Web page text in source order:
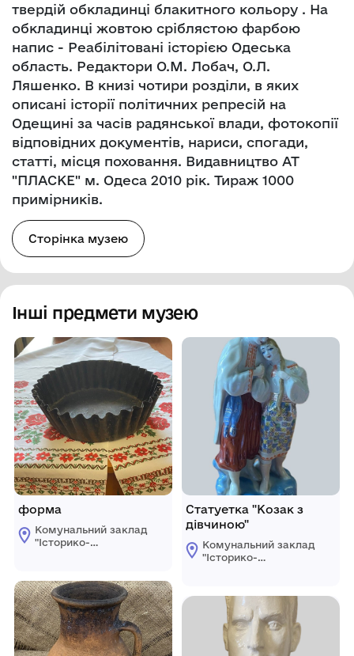
твердій обкладинці блакитного кольору . На
обкладинці жовтою сріблястою фарбою
напис - Реабілітовані історією Одеська
область. Редактори О.М. Лобач, О.Л.
Ляшенко. В книзі чотири розділи, в яких
описані історії політичних репресій на
Одещині за часів радянської влади, фотокопії
відповідних документів, нариси, спогади,
статті, місця поховання. Видавництво АТ
"ПЛАСКЕ" м. Одеса 2010 рік. Тираж 1000
примірників.
Сторінка музею
Інші предмети музею
форма
Комунальний заклад
"Історико-
селищної ради"
Березівського
району Одеської
області
Статуетка "Козак з
дівчиною"
Комунальний заклад
"Історико-
селищної ради"
Березівського
району Одеської
області